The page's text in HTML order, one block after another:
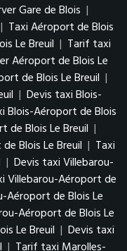
Gare de Blois |
| Taxi Aéroport de Blois
Le Breuil | Tarif taxi
Aéroport de Blois Le
de Blois Le Breuil |
| Devis taxi Blois-
Blois-Aéroport de Blois
de Blois Le Breuil |
Blois Le Breuil | Taxi
| Devis taxi Villebarou-
Villebarou-Aéroport de
Aéroport de Blois Le
Aéroport de Blois Le
Le Breuil | Devis taxi
| Tarif taxi Marolles-